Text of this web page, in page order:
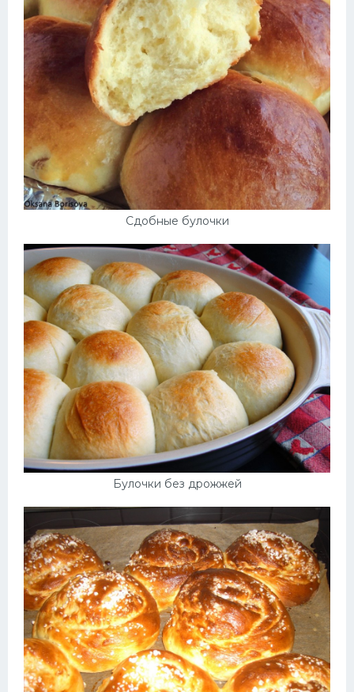
Сдобные булочки
Булочки без дрожжей